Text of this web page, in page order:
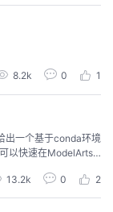
8.2k 0 1
出一个基于conda环境
以快速在ModelArts
13.2k 0 2